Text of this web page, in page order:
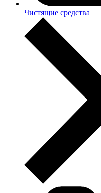
Чистящие средства